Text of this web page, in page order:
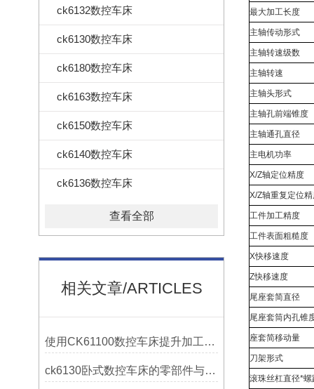
ck6132数控车床
ck6130数控车床
ck6180数控车床
ck6163数控车床
ck6150数控车床
ck6140数控车床
ck6136数控车床
查看全部
相关文章/ARTICLES
使用CK61100数控车床提升加工精度的方法
ck6130卧式数控车床的零部件与配置解析
最大加工长度
主轴传动形式
主轴转速级数
主轴转速
主轴头形式
主轴孔前端锥度
主轴通孔直径
主电机功率
X/Z轴定位精度
X/Z轴重复定位
工件加工精度
工件表面粗糙度
X快移速度
Z快移速度
尾座套简直径
尾座套筒内孔锥
座套简移动量
刀架形式
滚珠丝杠直径*螺